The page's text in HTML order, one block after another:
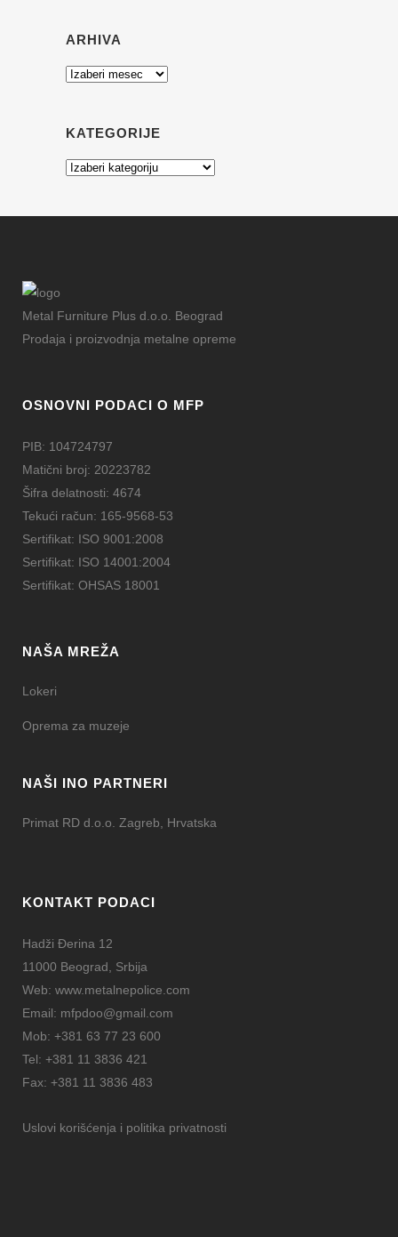
ARHIVA
Arhiva
KATEGORIJE
Kategorije
Metal Furniture Plus d.o.o. Beograd
Prodaja i proizvodnja metalne opreme
OSNOVNI PODACI O MFP
PIB: 104724797
Matični broj: 20223782
Šifra delatnosti: 4674
Tekući račun: 165-9568-53
Sertifikat: ISO 9001:2008
Sertifikat: ISO 14001:2004
Sertifikat: OHSAS 18001
NAŠA MREŽA
Lokeri
Oprema za muzeje
NAŠI INO PARTNERI
Primat RD d.o.o. Zagreb, Hrvatska
KONTAKT PODACI
Hadži Đerina 12
11000 Beograd, Srbija
Web: www.metalnepolice.com
Email: mfpdoo@gmail.com
Mob: +381 63 77 23 600
Tel: +381 11 3836 421
Fax: +381 11 3836 483
Uslovi korišćenja i politika privatnosti